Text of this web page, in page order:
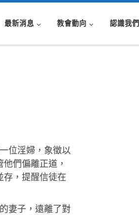
最新消息 教會動向 認識我們
位淫婦，象徵以
們偏離正道，
存，提醒信徒在
妻子，遠離了對